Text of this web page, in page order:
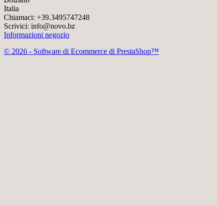
Italia
Chiamaci: +39.3495747248
Scrivici: info@novo.bz
Informazioni negozio
© 2026 - Software di Ecommerce di PrestaShop™